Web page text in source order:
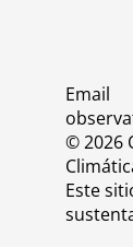
Email
© 2026
Este